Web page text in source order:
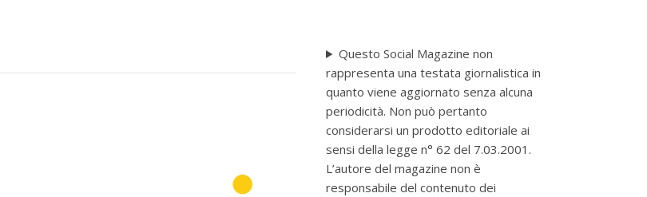
Questo Social Magazine non
rappresenta una testata giornalistica in
quanto viene aggiornato senza alcuna
periodicità. Non può pertanto
considerarsi un prodotto editoriale ai
sensi della legge n° 62 del 7.03.2001.
L’autore del magazine non è
responsabile del contenuto dei